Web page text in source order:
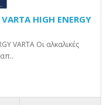
HIGH ENERGY
VARTA Οι αλκαλικές